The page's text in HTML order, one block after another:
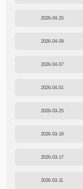
2026-04-15
2026-04-09
2026-04-07
2026-04-01
2026-03-25
2026-03-19
2026-03-17
2026-03-11